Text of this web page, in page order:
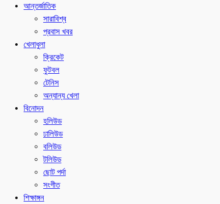
আন্তর্জাতিক
সারাবিশ্ব
প্রবাস খবর
খেলাধুলা
ক্রিকেট
ফুটবল
টেনিস
অন্যান্য খেলা
বিনোদন
হলিউড
ঢালিউড
বলিউড
টলিউড
ছোট পর্দা
সংগীত
শিক্ষাঙ্গন